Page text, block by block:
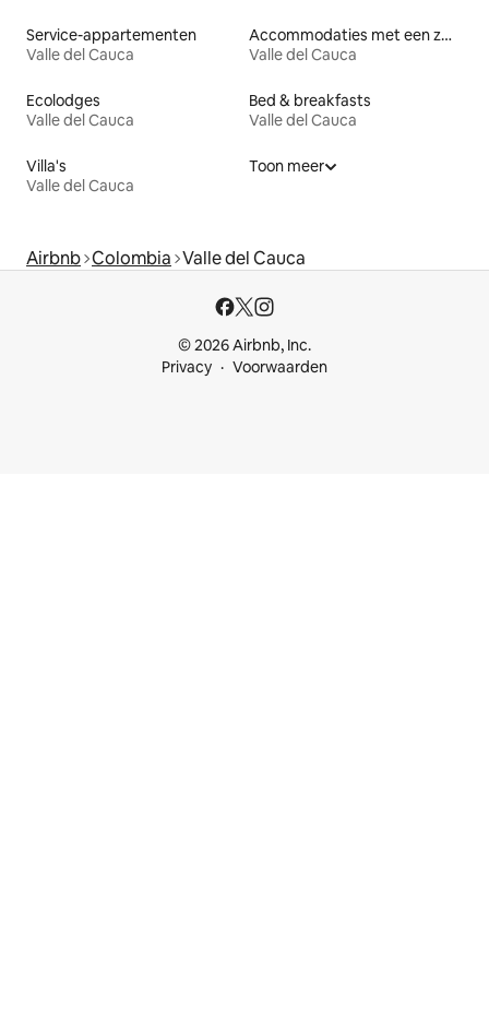
Service-appartementen
Valle del Cauca
Accommodaties met een zwembad
Valle del Cauca
Ecolodges
Valle del Cauca
Bed & breakfasts
Valle del Cauca
Villa's
Valle del Cauca
Toon meer
Airbnb Colombia Valle del Cauca
© 2026 Airbnb, Inc.
Privacy
Voorwaarden